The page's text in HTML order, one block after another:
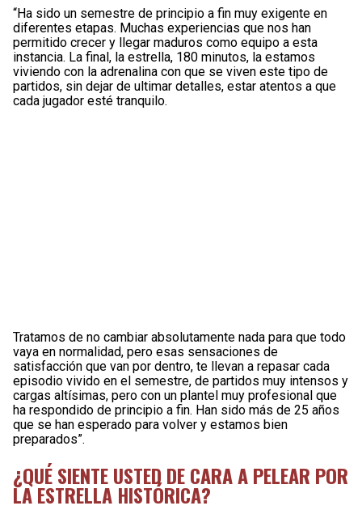
“Ha sido un semestre de principio a fin muy exigente en
diferentes etapas. Muchas experiencias que nos han
permitido crecer y llegar maduros como equipo a esta
instancia. La final, la estrella, 180 minutos, la estamos
viviendo con la adrenalina con que se viven este tipo de
partidos, sin dejar de ultimar detalles, estar atentos a que
cada jugador esté tranquilo.
Tratamos de no cambiar absolutamente nada para que todo
vaya en normalidad, pero esas sensaciones de
satisfacción que van por dentro, te llevan a repasar cada
episodio vivido en el semestre, de partidos muy intensos y
cargas altísimas, pero con un plantel muy profesional que
ha respondido de principio a fin. Han sido más de 25 años
que se han esperado para volver y estamos bien
preparados”.
¿QUÉ SIENTE USTED DE CARA A PELEAR POR
LA ESTRELLA HISTÓRICA?